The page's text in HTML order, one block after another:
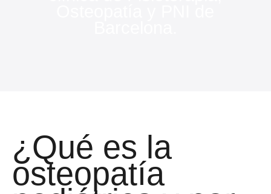
¿Qué es la
osteopatía